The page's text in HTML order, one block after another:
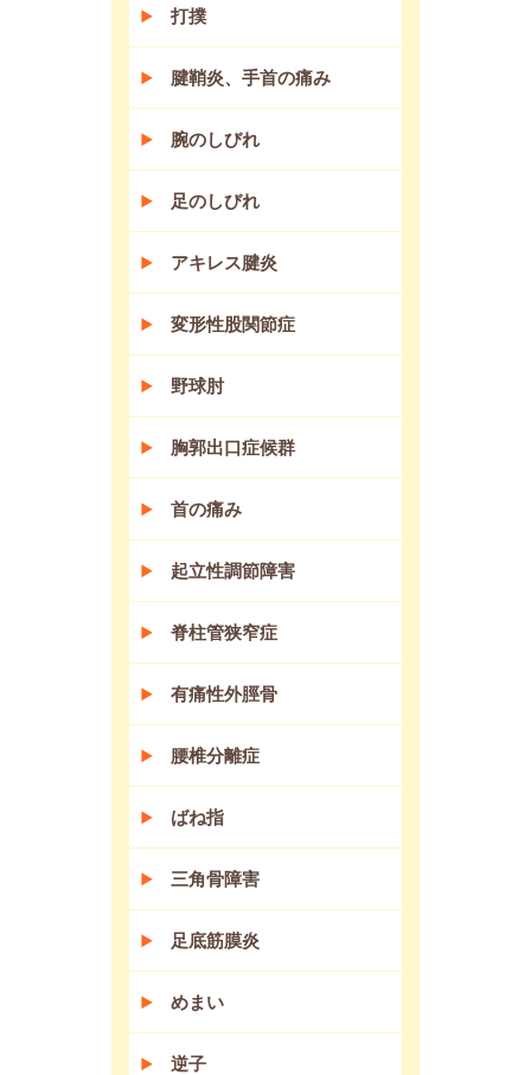
打撲
腱鞘炎、手首の痛み
腕のしびれ
足のしびれ
アキレス腱炎
変形性股関節症
野球肘
胸郭出口症候群
首の痛み
起立性調節障害
脊柱管狭窄症
有痛性外脛骨
腰椎分離症
ばね指
三角骨障害
足底筋膜炎
めまい
逆子